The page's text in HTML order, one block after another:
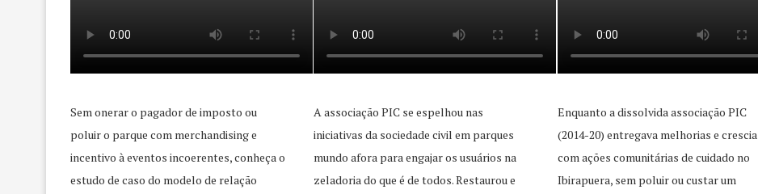
Sem onerar o pagador de imposto ou
poluir o parque com merchandising e
incentivo à eventos incoerentes, conheça o
estudo de caso do modelo de relação
A associação PIC se espelhou nas
iniciativas da sociedade civil em parques
mundo afora para engajar os usuários na
zeladoria do que é de todos. Restaurou e
Enquanto a dissolvida associação PIC
(2014-20) entregava melhorias e crescia
com ações comunitárias de cuidado no
Ibirapuera, sem poluir ou custar um